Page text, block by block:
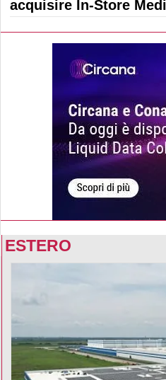
acquisire In-Store
ESTERO